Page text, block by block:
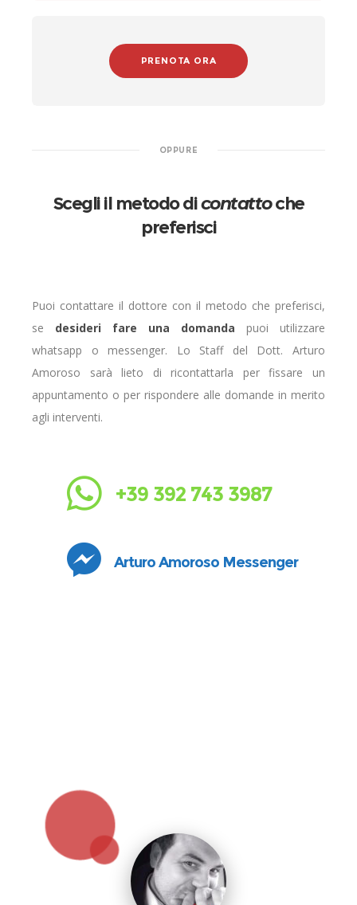
PRENOTA ORA
OPPURE
Scegli il metodo dicontattoche
preferisci
Puoi contattare il dottore con il metodo che preferisci,
se desideri fare una domanda puoi utilizzare
whatsapp o messenger. Lo Staff del Dott. Arturo
Amoroso sarà lieto di ricontattarla per fissare un
appuntamento o per rispondere alle domande in merito
agli interventi.
+39 392 743 3987
Arturo Amoroso Messenger